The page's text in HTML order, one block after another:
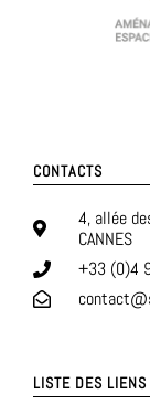
CONTACTS
4, allée
CANNES
+33 (0)4
LISTE DES LIENS